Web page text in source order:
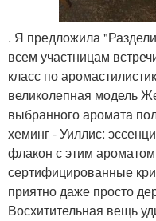
. Я предложила
всем участницам
класс по
великолепная модель
выбранного аромата
хеминг - Уиллис:
флакон с этим
сертифицированные
приятно даже просто
Восхитительная вещь